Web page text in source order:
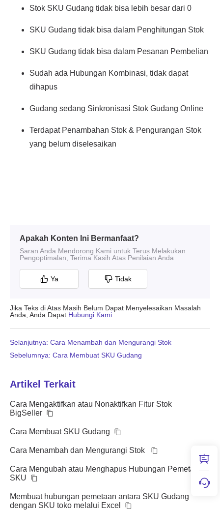
Apakah Konten Ini Bermanfaat?
Saran Anda Mendorong Kami untuk Terus Melakukan
Pengoptimalan, Terima Kasih Atas Penilaian Anda
Ya Tidak
Jika Teks di Atas Masih Belum Dapat Menyelesaikan Masalah
Anda, Anda Dapat Hubungi Kami
Sebelumnya: Cara Membuat SKU Gudang
Selanjutnya: Cara Menambah dan Mengurangi Stok
Artikel Terkait
Cara Mengaktifkan atau Nonaktifkan Fitur Stok
BigSeller
Cara Membuat SKU Gudang
Cara Menambah dan Mengurangi Stok
Cara Mengubah atau Menghapus Hubungan Pemetaan
SKU
Membuat hubungan pemetaan antara SKU Gudang
dengan SKU toko melalui Excel